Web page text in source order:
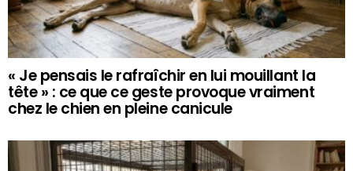
« Je pensais le rafraîchir en lui mouillant la
tête » : ce que ce geste provoque vraiment
chez le chien en pleine canicule